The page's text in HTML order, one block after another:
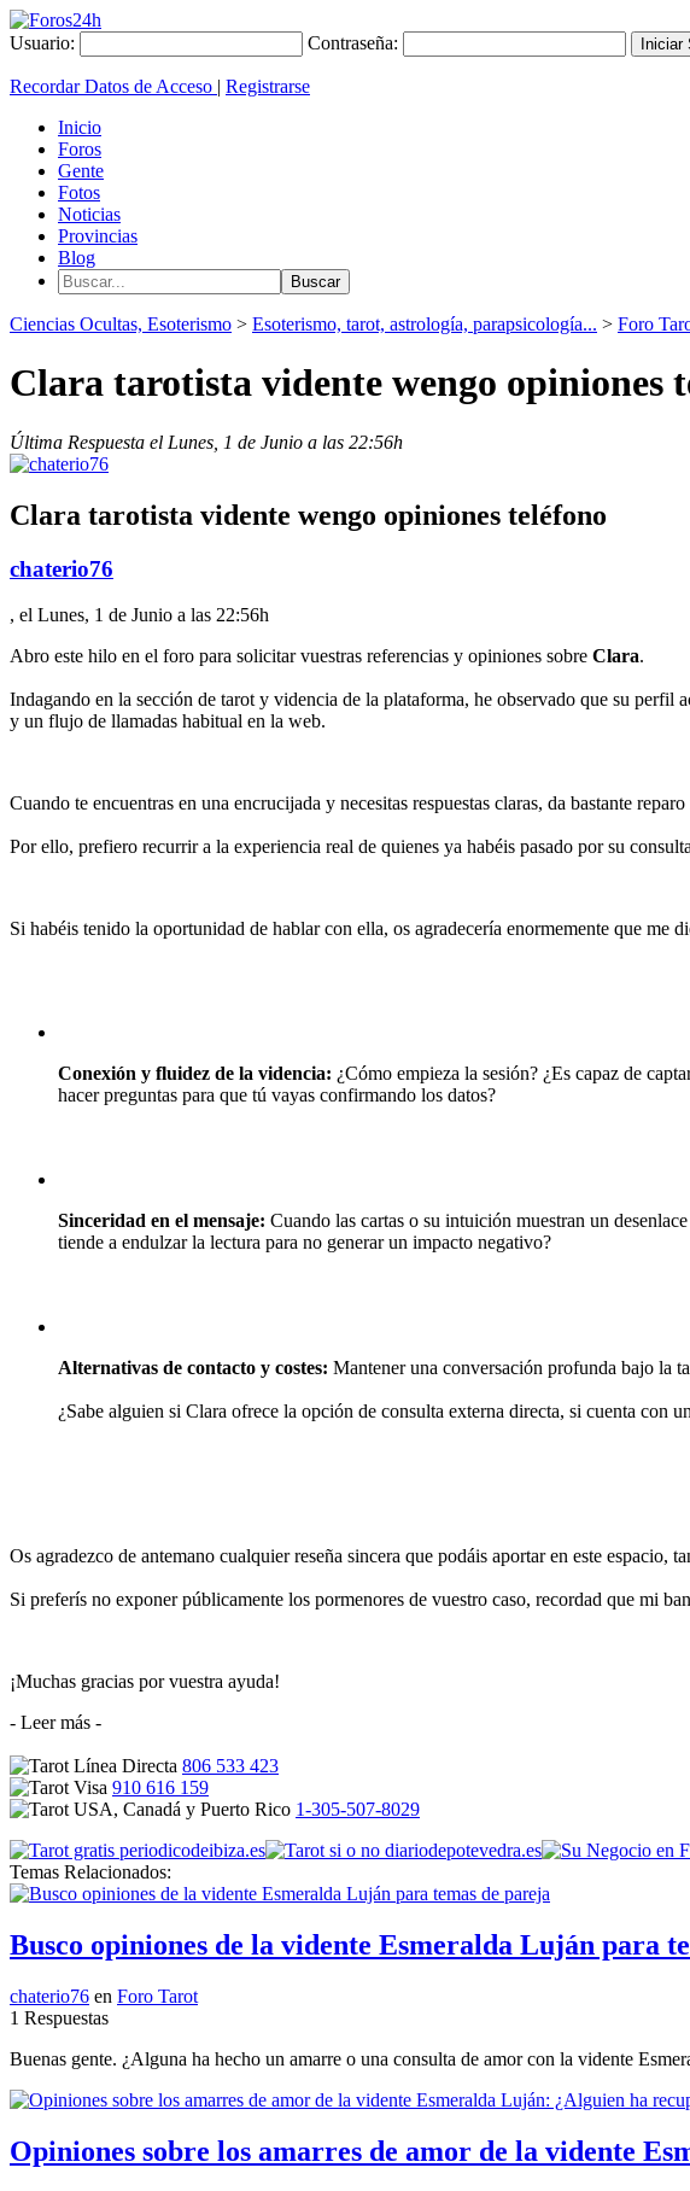
Usuario: Contraseña:
Recordar Datos de Acceso | Registrarse
Inicio
Foros
Gente
Fotos
Noticias
Provincias
Blog
Ciencias Ocultas, Esoterismo > Esoterismo, tarot, astrología, parapsicología... > Foro
Clara tarotista vidente wengo opiniones
Última Respuesta el Lunes, 1 de Junio a las 22:56h
Clara tarotista vidente wengo opiniones teléfono
chaterio76
, el Lunes, 1 de Junio a las 22:56h
Abro este hilo en el foro para solicitar vuestras referencias y opiniones sobre Clara.
Indagando en la sección de tarot y videncia de la plataforma, he observado que su
y un flujo de llamadas habitual en la web.
Cuando te encuentras en una encrucijada y necesitas respuestas claras, da bastante
Por ello, prefiero recurrir a la experiencia real de quienes ya habéis pasado por su
Si habéis tenido la oportunidad de hablar con ella, os agradecería enormemente que me
Conexión y fluidez de la videncia: ¿Cómo empieza la sesión? ¿Es capaz de
hacer preguntas para que tú vayas confirmando los datos?
Sinceridad en el mensaje: Cuando las cartas o su intuición muestran un
tiende a endulzar la lectura para no generar un impacto negativo?
Alternativas de contacto y costes: Mantener una conversación profunda bajo la
¿Sabe alguien si Clara ofrece la opción de consulta externa directa, si cuenta con
Os agradezco de antemano cualquier reseña sincera que podáis aportar en este
Si preferís no exponer públicamente los pormenores de vuestro caso, recordad que mi
¡Muchas gracias por vuestra ayuda!
- Leer más -
806 533 423
910 616 159
1-305-507-8029
Temas Relacionados:
Busco opiniones de la vidente Esmeralda Luján para
chaterio76 en Foro Tarot
1 Respuestas
Buenas gente. ¿Alguna ha hecho un amarre o una consulta de amor con la vidente
Opiniones sobre los amarres de amor de la vidente